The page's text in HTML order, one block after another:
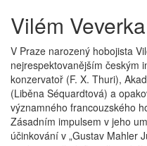
Vilém Veverka
V Praze narozený hobojista
nejrespektovanějším českým
konzervatoř (F. X. Thuri),
(Liběna Séquardtová) a
významného francouzského
Zásadním impulsem v jeho
účinkování v „Gustav Mahler